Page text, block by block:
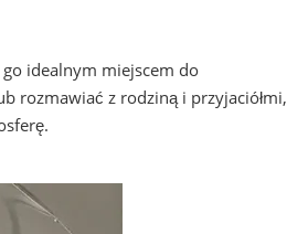
go idealnym miejscem do
rozmawiać z rodziną i przyjaciółmi,